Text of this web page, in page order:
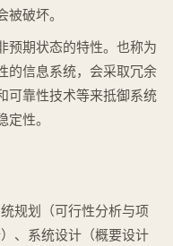
破坏。
预期状态的特性。也称为
的信息系统，会采取冗余
可靠性技术等来抵御系统
性。
规划（可行性分析与项
、系统设计（概要设计